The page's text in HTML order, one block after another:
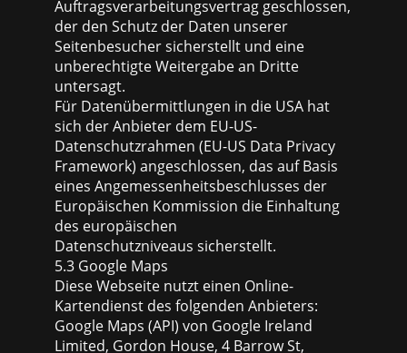
Auftragsverarbeitungsvertrag geschlossen,
der den Schutz der Daten unserer
Seitenbesucher sicherstellt und eine
unberechtigte Weitergabe an Dritte
untersagt.
Für Datenübermittlungen in die USA hat
sich der Anbieter dem EU-US-
Datenschutzrahmen (EU-US Data Privacy
Framework) angeschlossen, das auf Basis
eines Angemessenheitsbeschlusses der
Europäischen Kommission die Einhaltung
des europäischen
Datenschutzniveaus sicherstellt.
5.3 Google Maps
Diese Webseite nutzt einen Online-
Kartendienst des folgenden Anbieters:
Google Maps (API) von Google Ireland
Limited, Gordon House, 4 Barrow St,